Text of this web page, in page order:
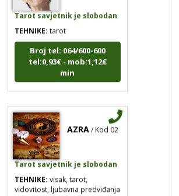
Tarot savjetnik je slobodan
tarot
Broj tel: 064/600-600
tel:0,93€ - mob:1,12€
min
/ Kod 02
Tarot savjetnik je slobodan
visak, tarot,
vidovitost, ljubavna predviđanja